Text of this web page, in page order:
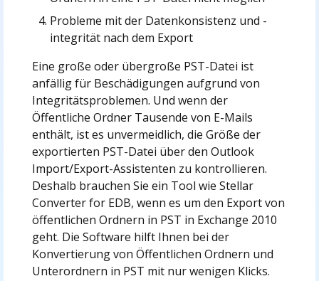
Probleme mit der Datenkonsistenz und -
integrität nach dem Export
Eine große oder übergroße PST-Datei ist
anfällig für Beschädigungen aufgrund von
Integritätsproblemen. Und wenn der
Öffentliche Ordner Tausende von E-Mails
enthält, ist es unvermeidlich, die Größe der
exportierten PST-Datei über den Outlook
Import/Export-Assistenten zu kontrollieren.
Deshalb brauchen Sie ein Tool wie Stellar
Converter for EDB, wenn es um den Export von
öffentlichen Ordnern in PST in Exchange 2010
geht. Die Software hilft Ihnen bei der
Konvertierung von Öffentlichen Ordnern und
Unterordnern in PST mit nur wenigen Klicks.